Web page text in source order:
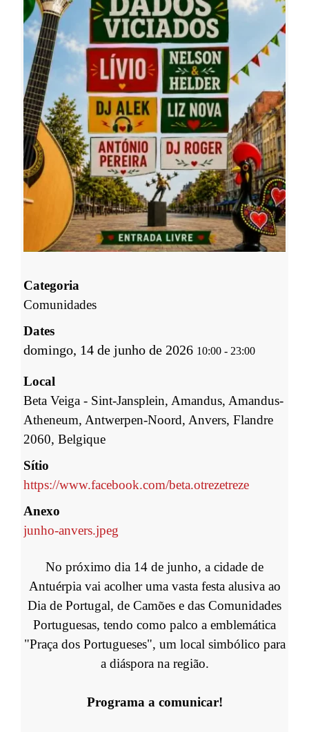
Categoria
Comunidades
Dates
domingo, 14 de junho de 2026 10:00- 23:00
Local
Beta Veiga - Sint-Jansplein, Amandus, Amandus-
Atheneum, Antwerpen-Noord, Anvers, Flandre
2060, Belgique
Sítio
https://www.facebook.com/beta.otrezetreze
Anexo
junho-anvers.jpeg
No próximo dia 14 de junho, a cidade de
Antuérpia vai acolher uma vasta festa alusiva ao
Dia de Portugal, de Camões e das Comunidades
Portuguesas, tendo como palco a emblemática
"Praça dos Portugueses", um local simbólico para
a diáspora na região.
Programa a comunicar!